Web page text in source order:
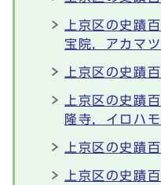
上京区の史蹟
宝院，アカマ
上京区の史蹟
上京区の史蹟
隆寺，イロハ
上京区の史蹟
上京区の史蹟